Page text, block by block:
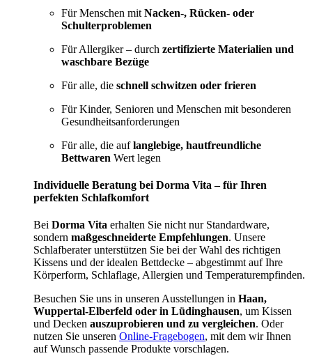
Für Menschen mit Nacken-, Rücken- oder
Schulterproblemen
Für Allergiker – durch zertifizierte Materialien und
waschbare Bezüge
Für alle, die schnell schwitzen oder frieren
Für Kinder, Senioren und Menschen mit besonderen
Gesundheitsanforderungen
Für alle, die auflanglebige, hautfreundliche
Bettwaren Wert legen
Individuelle Beratung bei Dorma Vita – für Ihren
perfekten Schlafkomfort
Bei Dorma Vita erhalten Sie nicht nur Standardware,
sondern maßgeschneiderte Empfehlungen. Unsere
Schlafberater unterstützen Sie bei der Wahl des richtigen
Kissens und der idealen Bettdecke – abgestimmt auf Ihre
Körperform, Schlaflage, Allergien und Temperaturempfinden.
Besuchen Sie uns in unseren Ausstellungen in Haan,
Wuppertal-Elberfeld oder in Lüdinghausen, um Kissen
und Decken auszuprobieren und zu vergleichen. Oder
nutzen Sie unseren Online-Fragebogen, mit dem wir Ihnen
auf Wunsch passende Produkte vorschlagen.